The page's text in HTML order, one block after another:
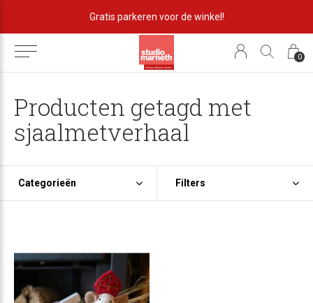
0
Gratis parkeren voor de winkel!
Producten getagd met
sjaalmetverhaal
Categorieën Filters